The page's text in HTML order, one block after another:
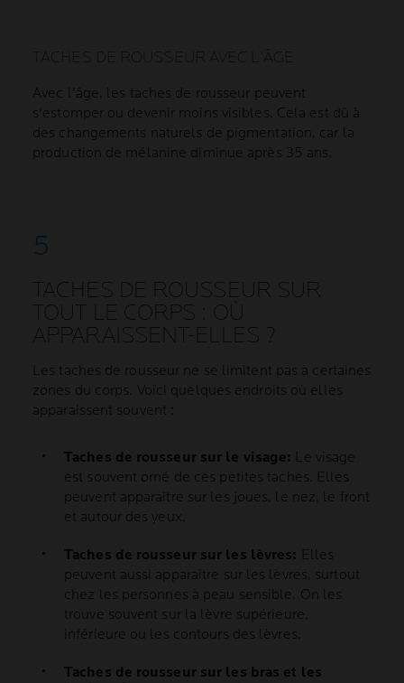
Avec l'âge, les taches de rousseur peuvent
s'estomper ou devenir moins visibles. Cela est dû à
des changements naturels de pigmentation, car la
production de mélanine diminue après 35 ans.
TACHES DE ROUSSEUR SUR
TOUT LE CORPS : OÙ
APPARAISSENT-ELLES ?
Les taches de rousseur ne se limitent pas à certaines
zones du corps. Voici quelques endroits où elles
apparaissent souvent :
Taches de rousseur sur le visage: Le visage
est souvent orné de ces petites taches. Elles
peuvent apparaître sur les joues, le nez, le front
et autour des yeux.
Taches de rousseur sur les lèvres: Elles
peuvent aussi apparaître sur les lèvres, surtout
chez les personnes à peau sensible. On les
trouve souvent sur la lèvre supérieure,
inférieure ou les contours des lèvres.
Taches de rousseur sur les bras et les